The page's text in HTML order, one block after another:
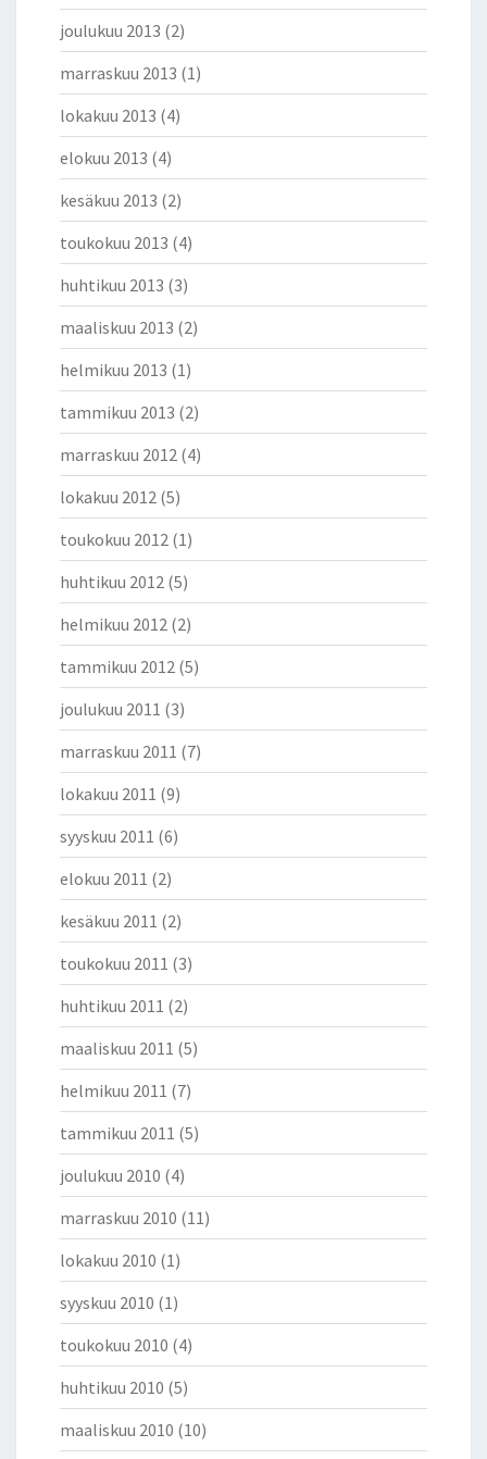
joulukuu 2013 (2)
marraskuu 2013 (1)
lokakuu 2013 (4)
elokuu 2013 (4)
kesäkuu 2013 (2)
toukokuu 2013 (4)
huhtikuu 2013 (3)
maaliskuu 2013 (2)
helmikuu 2013 (1)
tammikuu 2013 (2)
marraskuu 2012 (4)
lokakuu 2012 (5)
toukokuu 2012 (1)
huhtikuu 2012 (5)
helmikuu 2012 (2)
tammikuu 2012 (5)
joulukuu 2011 (3)
marraskuu 2011 (7)
lokakuu 2011 (9)
syyskuu 2011 (6)
elokuu 2011 (2)
kesäkuu 2011 (2)
toukokuu 2011 (3)
huhtikuu 2011 (2)
maaliskuu 2011 (5)
helmikuu 2011 (7)
tammikuu 2011 (5)
joulukuu 2010 (4)
marraskuu 2010 (11)
lokakuu 2010 (1)
syyskuu 2010 (1)
toukokuu 2010 (4)
huhtikuu 2010 (5)
maaliskuu 2010 (10)